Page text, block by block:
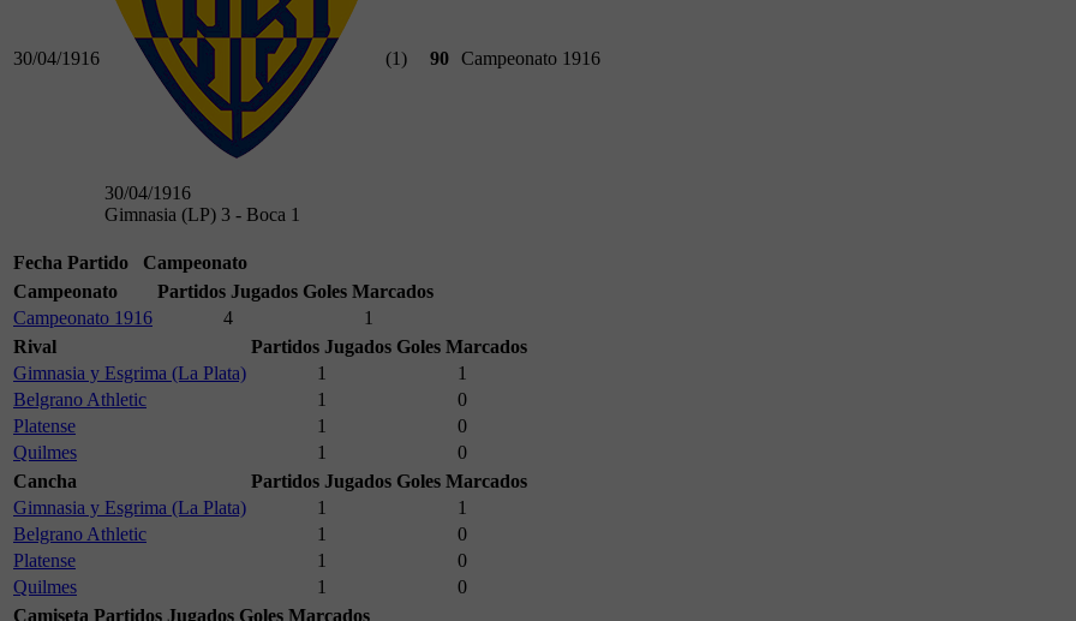
30/04/1916
30/04/1916
Gimnasia (LP) 3 - Boca 1
(1) 90 Campeonato 1916
Fecha Partido
Campeonato
Campeonato
Partidos Jugados Goles Marcados
Campeonato 1916
4
1
Rival
Partidos Jugados Goles Marcados
Gimnasia y Esgrima (La Plata)
1
1
Belgrano Athletic
1
0
Platense
1
0
Quilmes
1
0
Cancha
Partidos Jugados Goles Marcados
Gimnasia y Esgrima (La Plata)
1
1
Belgrano Athletic
1
0
Platense
1
0
Quilmes
1
0
Camiseta Partidos Jugados Goles Marcados